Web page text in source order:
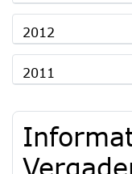
2012
2011